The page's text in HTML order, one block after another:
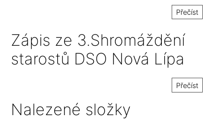
Přečíst
Zápis ze 3.Shromáždění
starostů DSO Nová Lípa
Přečíst
Nalezené složky